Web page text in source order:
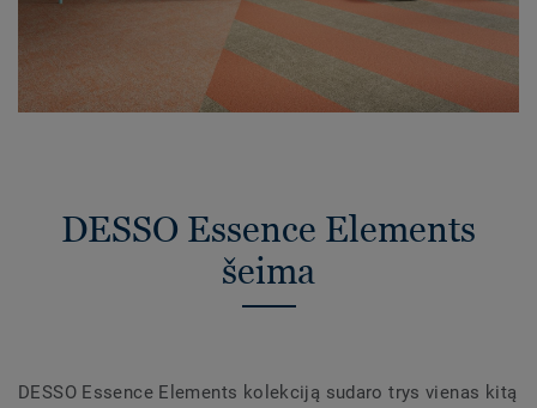
DESSO Essence Elements
šeima
DESSO Essence Elements kolekciją sudaro trys vienas kitą